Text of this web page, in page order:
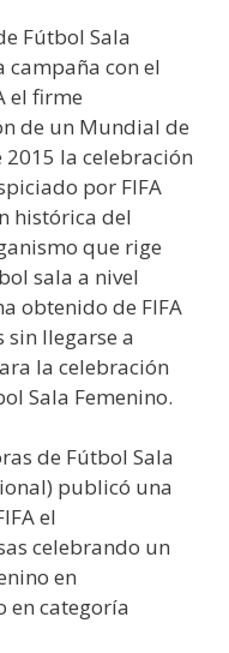
Fútbol Sala
con el
el firme
de un Mundial de
2015 la celebración
por FIFA
histórica del
que rige
sala a nivel
obtenido de FIFA
llegarse a
la celebración
Sala Femenino.
de Fútbol Sala
publicó una
el
celebrando un
en
en categoría